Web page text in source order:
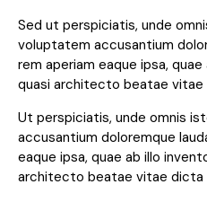
Sed ut perspiciatis, unde
voluptatem accusantium
rem aperiam eaque ipsa,
quasi architecto beatae vitae
Ut perspiciatis, unde omnis
accusantium doloremque
eaque ipsa, quae ab illo
architecto beatae vitae dicta